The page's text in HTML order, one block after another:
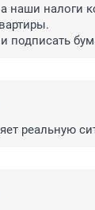
наши налоги
подписать
реальную